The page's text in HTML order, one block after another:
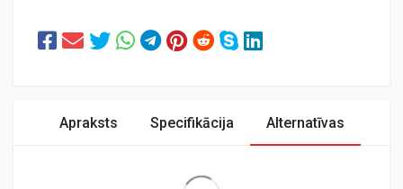
Apraksts Specifikācija Alternatīvas